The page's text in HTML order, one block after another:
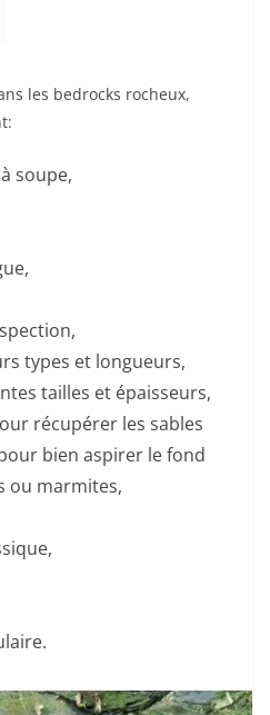
les bedrocks rocheux,
soupe,
types et longueurs,
tailles et épaisseurs,
récupérer les sables
bien aspirer le fond
ou marmites,